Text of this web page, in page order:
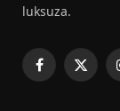
luksuza.
Facebook
X